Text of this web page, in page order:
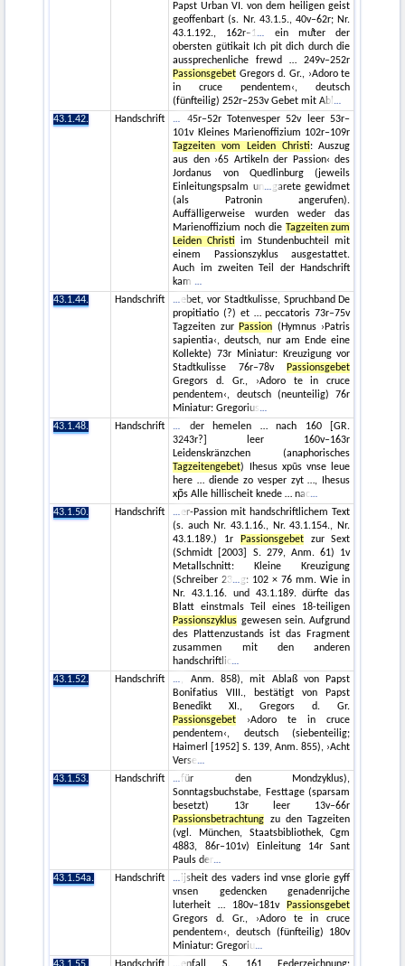
Papst Urban VI. von dem heiligen geist
geoffenbart (s. Nr. 43.1.5., 40v–62r; Nr.
43.1.192., 162r–1
ein muͦter der
obersten gütikait Ich pit dich durch die
aussprechenliche frewd … 249v–252r
Passionsgebet Gregors d. Gr., ›Adoro te
in cruce pendentem‹, deutsch
(fünfteilig) 252r–253v Gebet mit Abl
43.1.42.
Handschrift
45r–52r Totenvesper 52v leer 53r–
101v Kleines Marienoffizium 102r–109r
Tagzeiten vom Leiden Christi: Auszug
aus den ›65 Artikeln der Passion‹ des
Jordanus von Quedlinburg (jeweils
Einleitungspsalm un
garete gewidmet
(als Patronin angerufen).
Auffälligerweise wurden weder das
Marienoffizium noch die
Tagzeiten zum
Leiden Christi im Stundenbuchteil mit
einem Passionszyklus ausgestattet.
Auch im zweiten Teil der Handschrift
kam
43.1.44.
Handschrift
ebet, vor Stadtkulisse, Spruchband De
propitiatio (?) et … peccatoris 73r–75v
Tagzeiten zur Passion (Hymnus ›Patris
sapientia‹, deutsch, nur am Ende eine
Kollekte) 73r Miniatur: Kreuzigung vor
Stadtkulisse 76r–78v
Passionsgebet
Gregors d. Gr., ›Adoro te in cruce
pendentem‹, deutsch (neunteilig) 76r
Miniatur: Gregorius
43.1.48.
Handschrift
der hemelen … nach 160 [GR.
3243r?] leer 160v–163r
Leidenskränzchen (anaphorisches
Tagzeitengebet) Ihesus xpūs vnse leue
here … diende zo vesper zyt …, Ihesus
xp̄s Alle hillischeit knede … nac
43.1.50.
Handschrift
er-Passion mit handschriftlichem Text
(s. auch Nr. 43.1.16., Nr. 43.1.154., Nr.
43.1.189.) 1r
Passionsgebetzur Sext
(Schmidt [2003] S. 279, Anm. 61) 1v
Metallschnitt: Kleine Kreuzigung
(Schreiber 23
g: 102 × 76 mm. Wie in
Nr. 43.1.16. und 43.1.189. dürfte das
Blatt einstmals Teil eines 18-teiligen
Passionszyklus gewesen sein. Aufgrund
des Plattenzustands ist das Fragment
zusammen mit den anderen
handschriftlic
43.1.52.
Handschrift
, Anm. 858), mit Ablaß von Papst
Bonifatius VIII., bestätigt von Papst
Benedikt XI., Gregors d. Gr.
Passionsgebet ›Adoro te in cruce
pendentem‹, deutsch (siebenteilig;
Haimerl [1952] S. 139, Anm. 855), ›Acht
Verse
43.1.53.
Handschrift
für den Mondzyklus),
Sonntagsbuchstabe, Festtage (sparsam
besetzt) 13r leer 13v–66r
Passionsbetrachtung zu den Tagzeiten
(vgl. München, Staatsbibliothek, Cgm
4883, 86r–101v) Einleitung 14r Sant
Pauls der
43.1.54a.
Handschrift
ijsheit des vaders ind vnse glorie gyff
vnsen gedencken genadenrijche
luterheit … 180v–181v
Passionsgebet
Gregors d. Gr., ›Adoro te in cruce
pendentem‹, deutsch (fünfteilig) 180v
Miniatur: Gregoriu